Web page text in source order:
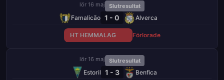
lör 16 maj Slutresultat
Famalicão 1 - 0 Alverca
HT HEMMALAG Förlorade
lör 16 maj Slutresultat
Estoril 1 - 3 Benfica